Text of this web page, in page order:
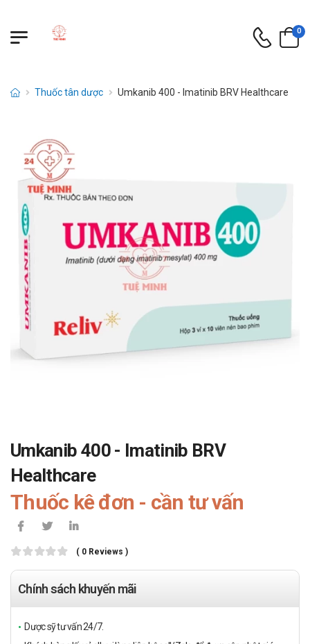
0
Thuốc tân dược Umkanib 400 - Imatinib BRV Healthcare
Umkanib 400 - Imatinib BRV
Healthcare
Thuốc kê đơn - cần tư vấn
( 0 Reviews )
Chính sách khuyến mãi
Dược sỹ tư vấn 24/7.